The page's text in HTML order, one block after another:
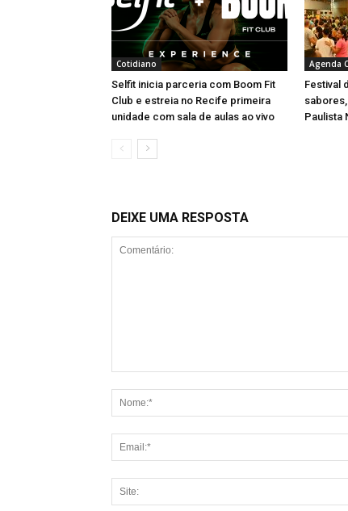
Cotidiano
Selfit inicia parceria com Boom Fit
Club e estreia no Recife primeira
unidade com sala de aulas ao vivo
Agenda
Festival
Paulista
DEIXE UMA RESPOSTA